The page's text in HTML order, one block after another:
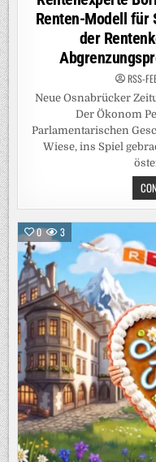
Renten-Modell für
der
RSS-
Neue Osnabrücker
Der Ökonom
Parlamentarischen
Wiese, ins Spiel
0 3